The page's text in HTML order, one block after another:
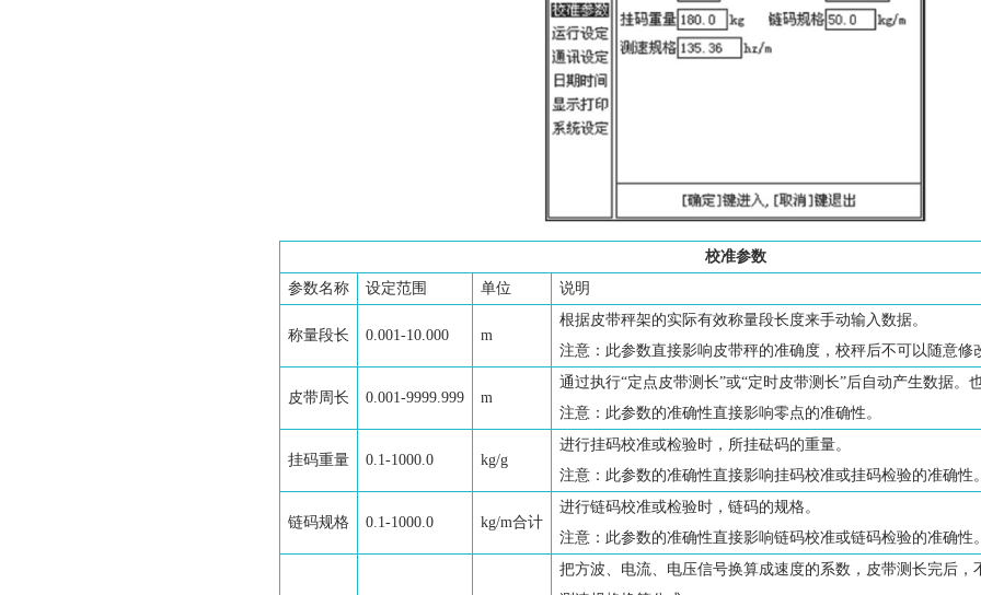
校准参数
参数名称
设定范围 单位 说明
称量段长 0.001-10.000 m
根据皮带秤架的实际有效称量段长度来手动输入数据。
注意：此参数直接影响皮带秤的准确度，校秤后不可以随意修
皮带周长 0.001-9999.999 m
通过执行“定点皮带测长”或“定时皮带测长”后自动产生数据。
注意：此参数的准确性直接影响零点的准确性。
挂码重量 0.1-1000.0 kg/g
进行挂码校准或检验时，所挂砝码的重量。
注意：此参数的准确性直接影响挂码校准或挂码检验的准确性。
链码规格 0.1-1000.0 kg/m合计
进行链码校准或检验时，链码的规格。
注意：此参数的准确性直接影响链码校准或链码检验的准确性。
把方波、电流、电压信号换算成速度的系数，皮带测长完后，